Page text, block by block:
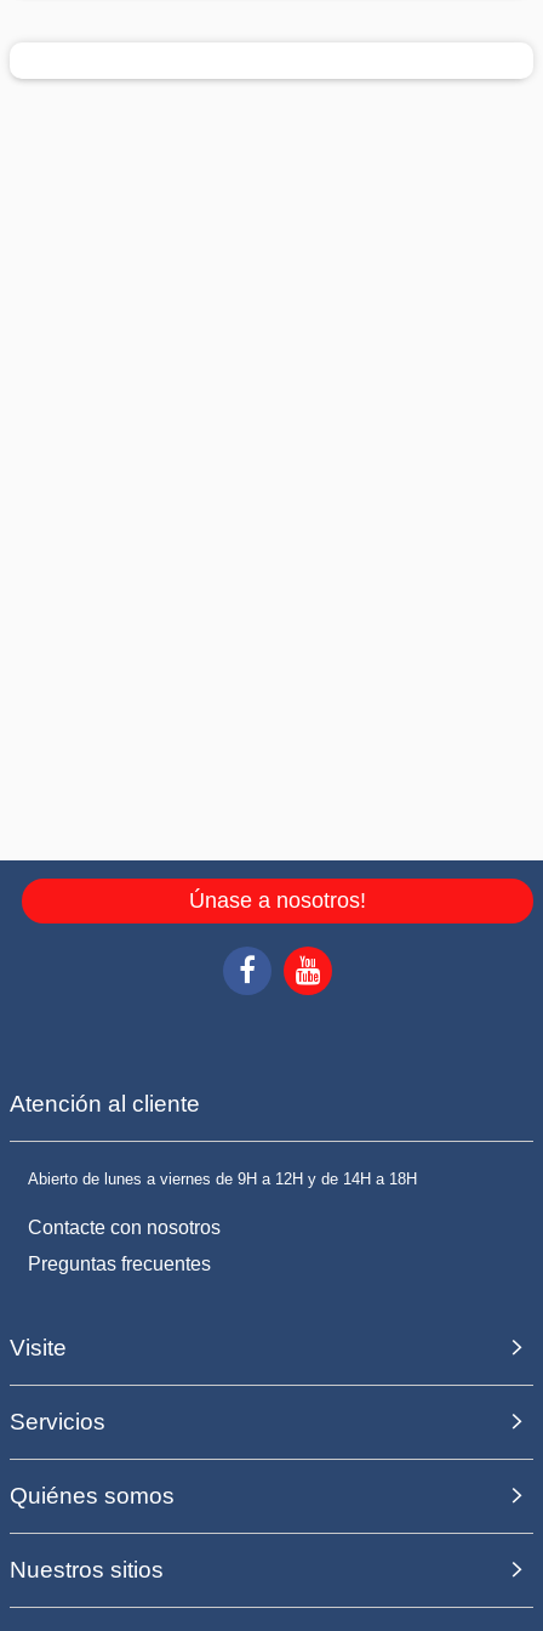
Únase a nosotros!
Atención al cliente
Abierto de lunes a viernes de 9H a 12H y de 14H a 18H
Contacte con nosotros
Preguntas frecuentes
Visite
Servicios
Quiénes somos
Nuestros sitios